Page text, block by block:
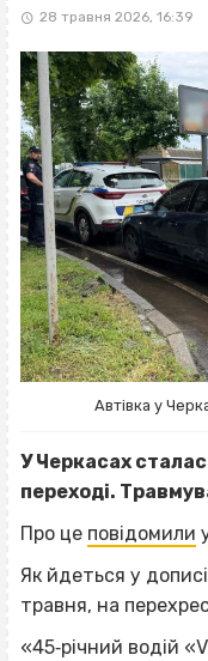
28 травня 2026, 16:39
Автівка у
У Черкасах
переході.
Про це повідомили
Як йдеться у
травня, на
«45‐річний водій